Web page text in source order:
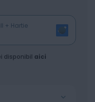
+ Hartie
disponibil aici